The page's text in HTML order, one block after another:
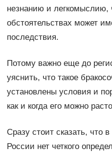
незнанию и легкомыслию,
обстоятельствах может
последствия.
Потому важно еще до
уяснить, что такое
установлены условия и
как и когда его можно
Сразу стоит сказать, что
России нет четкого